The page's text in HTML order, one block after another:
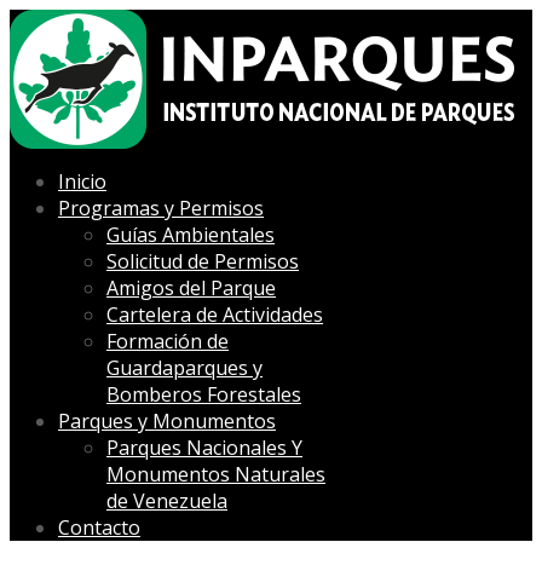
Inicio
Programas y Permisos
Guías Ambientales
Solicitud de Permisos
Amigos del Parque
Cartelera de Actividades
Formación de
Guardaparques y
Bomberos Forestales
Parques y Monumentos
Parques Nacionales Y
Monumentos Naturales
de Venezuela
Contacto